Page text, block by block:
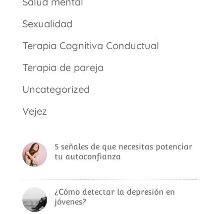
Sexualidad
Terapia Cognitiva Conductual
Terapia de pareja
Uncategorized
Vejez
5 señales de que necesitas potenciar
tu autoconfianza
¿Cómo detectar la depresión en
jóvenes?